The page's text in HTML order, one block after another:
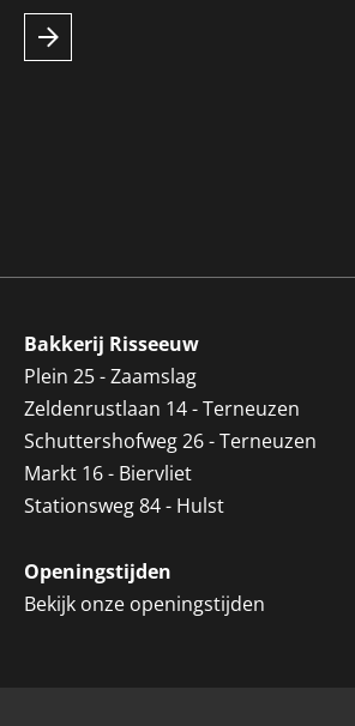
Bakkerij Risseeuw
Plein 25 - Zaamslag
Zeldenrustlaan 14 - Terneuzen
Schuttershofweg 26 - Terneuzen
Markt 16 - Biervliet
Stationsweg 84 - Hulst
Openingstijden
Bekijk onze openingstijden